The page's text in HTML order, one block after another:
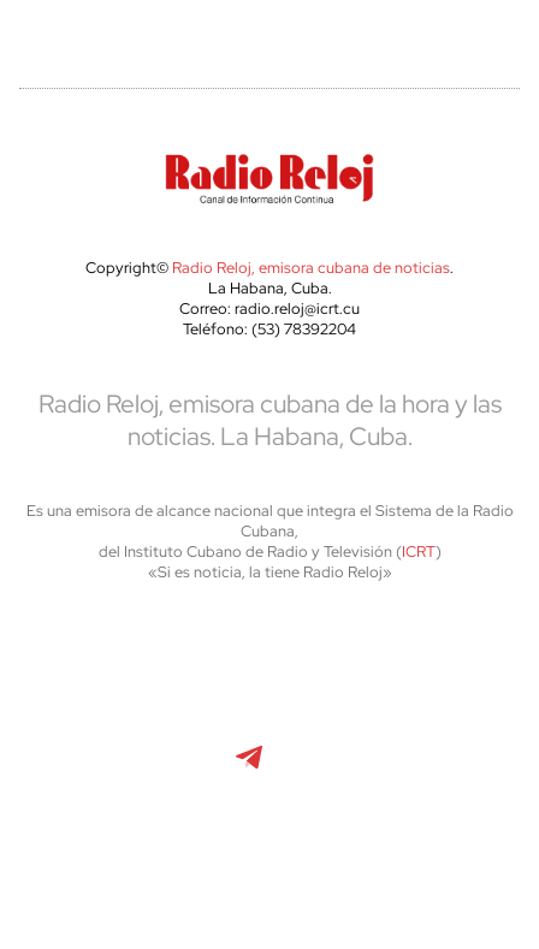
Copyright© Radio Reloj, emisora cubana de noticias.
La Habana, Cuba.
Correo: radio.reloj@icrt.cu
Teléfono: (53) 78392204
Radio Reloj, emisora cubana de la hora y las
noticias. La Habana, Cuba.
Es una emisora de alcance nacional que integra el Sistema de la Radio
Cubana,
del Instituto Cubano de Radio y Televisión (ICRT)
«Si es noticia, la tiene Radio Reloj»